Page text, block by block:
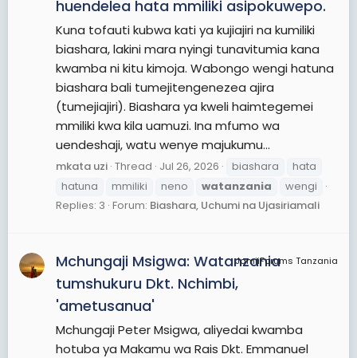
huendelea hata mmiliki asipokuwepo.
Kuna tofauti kubwa kati ya kujiajiri na kumiliki
biashara, lakini mara nyingi tunavitumia kana
kwamba ni kitu kimoja. Wabongo wengi hatuna
biashara bali tumejitengenezea ajira
(tumejiajiri). Biashara ya kweli haimtegemei
mmiliki kwa kila uamuzi. Ina mfumo wa
uendeshaji, watu wenye majukumu...
mkata uzi Thread Jul 26, 2026 biashara
hata
hatuna
mmiliki neno watanzania
wengi
Replies: 3 Forum: Biashara, Uchumi na Ujasiriamali
JamiiForums Tanzania
Mchungaji Msigwa: Watanzania
tumshukuru Dkt. Nchimbi,
'ametusanua'
Mchungaji Peter Msigwa, aliyedai kwamba
hotuba ya Makamu wa Rais Dkt. Emmanuel